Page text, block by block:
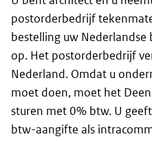
postorderbedrijf
bestelling uw
op. Het postorderbedrijf
Nederland. Omdat u
moet doen, moet het
sturen met 0% btw. U
btw-aangifte als